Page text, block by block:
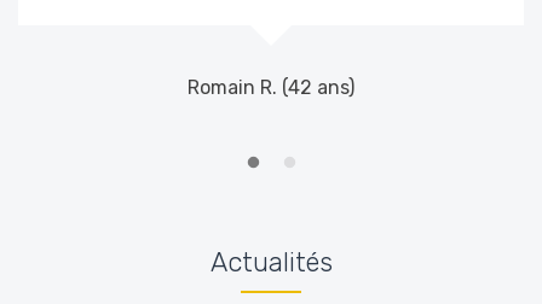
Romain R. (42 ans)
Actualités